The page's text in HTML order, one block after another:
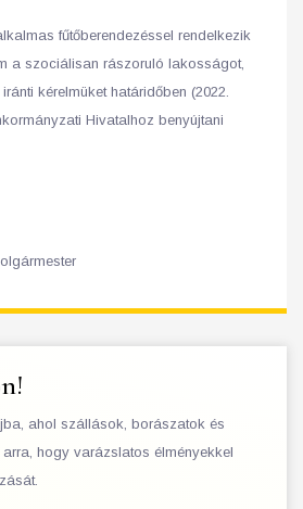
fűtőberendezéssel rendelkezik
a szociálisan rászoruló lakosságot,
kérelmüket határidőben (2022.
Hivatalhoz benyújtani
ahol szállások, borászatok és
hogy varázslatos élményekkel